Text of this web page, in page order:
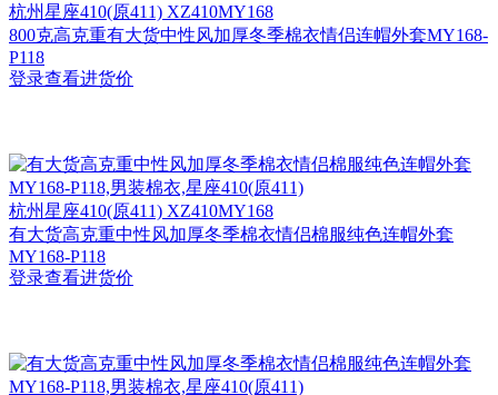
杭州星座410(原411) XZ410MY168
800克高克重有大货中性风加厚冬季棉衣情侣连帽外套MY168-
P118
登录查看进货价
杭州星座410(原411) XZ410MY168
有大货高克重中性风加厚冬季棉衣情侣棉服纯色连帽外套
MY168-P118
登录查看进货价